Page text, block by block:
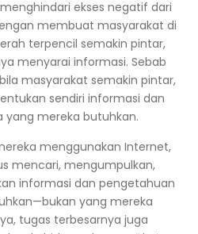
ekses negatif dari
membuat masyarakat di
terpencil semakin pintar,
menyarai informasi. Sebab
masyarakat semakin pintar,
sendiri informasi dan
yang mereka butuhkan.
menggunakan Internet,
mencari, mengumpulkan,
informasi dan pengetahuan
yang mereka
tugas terbesarnya juga